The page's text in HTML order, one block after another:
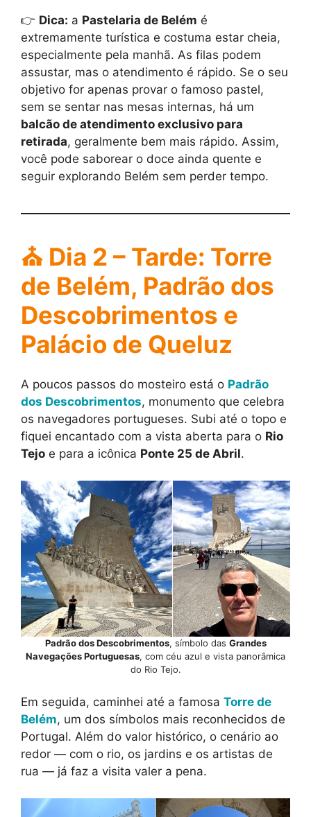
👉 Dica: a Pastelaria de Belém é
extremamente turística e costuma estar cheia,
especialmente pela manhã. As filas podem
assustar, mas o atendimento é rápido. Se o seu
objetivo for apenas provar o famoso pastel,
sem se sentar nas mesas internas, há um
balcão de atendimento exclusivo para
retirada, geralmente bem mais rápido. Assim,
você pode saborear o doce ainda quente e
seguir explorando Belém sem perder tempo.
⛪ Dia 2 – Tarde: Torre
de Belém, Padrão dos
Descobrimentos e
Palácio de Queluz
A poucos passos do mosteiro está o Padrão
dos Descobrimentos, monumento que celebra
os navegadores portugueses. Subi até o topo e
fiquei encantado com a vista aberta para o Rio
Tejo e para a icônica Ponte 25 de Abril.
Padrão dos Descobrimentos, símbolo das Grandes
Navegações Portuguesas, com céu azul e vista panorâmica
do Rio Tejo.
Em seguida, caminhei até a famosa Torre de
Belém, um dos símbolos mais reconhecidos de
Portugal. Além do valor histórico, o cenário ao
redor — com o rio, os jardins e os artistas de
rua — já faz a visita valer a pena.